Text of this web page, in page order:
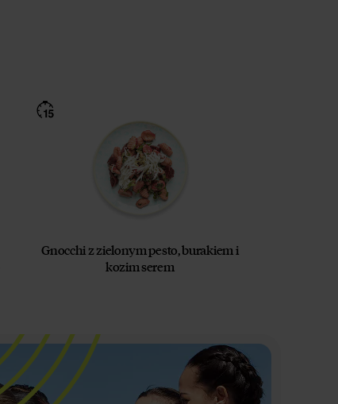
Gnocchi z zielonym pesto, burakiem i
kozim serem